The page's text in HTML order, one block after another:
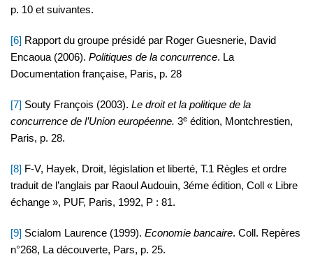
p. 10 et suivantes.
[6] Rapport du groupe présidé par Roger Guesnerie, David
Encaoua (2006). Politiques de la concurrence. La
Documentation française, Paris, p. 28
[7] Souty François (2003). Le droit et la politique de la
concurrence de l’Union européenne. 3e édition, Montchrestien,
Paris, p. 28.
[8] F-V, Hayek, Droit, législation et liberté, T.1 Règles et ordre
traduit de l’anglais par Raoul Audouin, 3éme édition, Coll « Libre
échange », PUF, Paris, 1992, P : 81.
[9] Scialom Laurence (1999). Economie bancaire. Coll. Repères
n°268, La découverte, Pars, p. 25.